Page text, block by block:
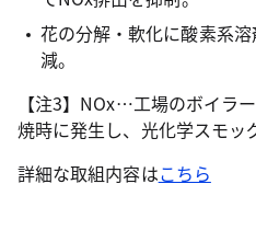
花の分解・軟化に酸素系
減。
【注3】NOx…工場のボイラ
焼時に発生し、光化学スモッ
詳細な取組内容はこちら